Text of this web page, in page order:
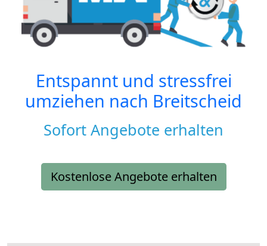
Entspannt und stressfrei
umziehen nach Breitscheid
Sofort Angebote erhalten
Kostenlose Angebote erhalten